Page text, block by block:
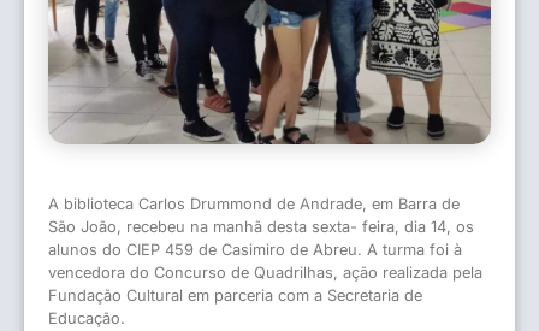
A biblioteca Carlos Drummond de Andrade, em Barra de
São João, recebeu na manhã desta sexta- feira, dia 14, os
alunos do CIEP 459 de Casimiro de Abreu. A turma foi à
vencedora do Concurso de Quadrilhas, ação realizada pela
Fundação Cultural em parceria com a Secretaria de
Educação.